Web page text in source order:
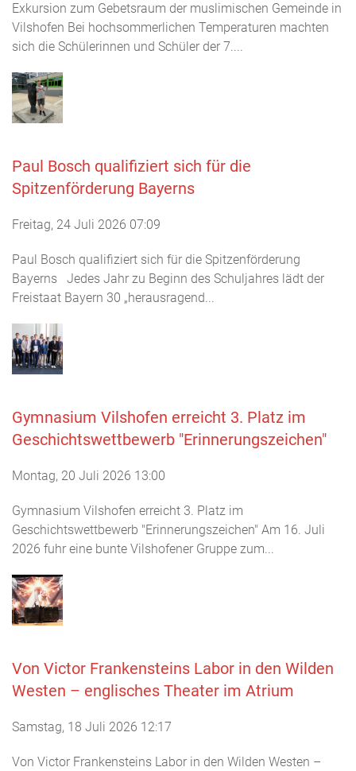
Exkursion zum Gebetsraum der muslimischen Gemeinde in
Vilshofen Bei hochsommerlichen Temperaturen machten
sich die Schülerinnen und Schüler der 7....
Paul Bosch qualifiziert sich für die
Spitzenförderung Bayerns
Freitag, 24 Juli 2026 07:09
Paul Bosch qualifiziert sich für die Spitzenförderung
Bayerns Jedes Jahr zu Beginn des Schuljahres lädt der
Freistaat Bayern 30 „herausragend...
Gymnasium Vilshofen erreicht 3. Platz im
Geschichtswettbewerb "Erinnerungszeichen"
Montag, 20 Juli 2026 13:00
Gymnasium Vilshofen erreicht 3. Platz im
Geschichtswettbewerb "Erinnerungszeichen" Am 16. Juli
2026 fuhr eine bunte Vilshofener Gruppe zum...
Von Victor Frankensteins Labor in den Wilden
Westen – englisches Theater im Atrium
Samstag, 18 Juli 2026 12:17
Von Victor Frankensteins Labor in den Wilden Westen –